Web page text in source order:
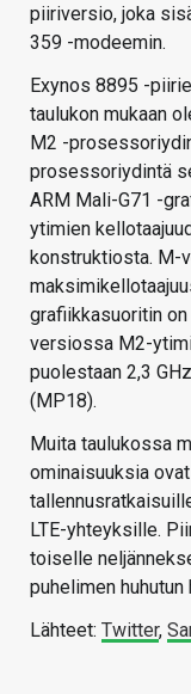
piiriversio, joka
359 -modeemin.
Exynos 8895 -
taulukon mukaan
M2 -
prosessoriydintä
ARM Mali-G71 -
ytimien
konstruktiosta.
grafiikkasuoritin
versiossa M2-
puolestaan 2,3
(MP18).
Muita taulukossa
ominaisuuksia
LTE-yhteyksille.
toiselle
puhelimen
Lähteet: Twitter,